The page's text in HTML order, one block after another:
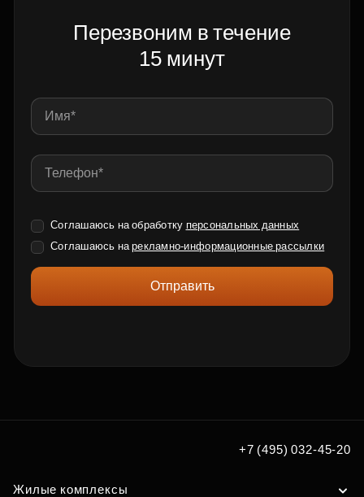
Перезвоним в течение
15 минут
Соглашаюсь на обработку персональных данных
Соглашаюсь нарекламно-информационные рассылки
Отправить
+7 (495) 032-45-20
Жилые комплексы